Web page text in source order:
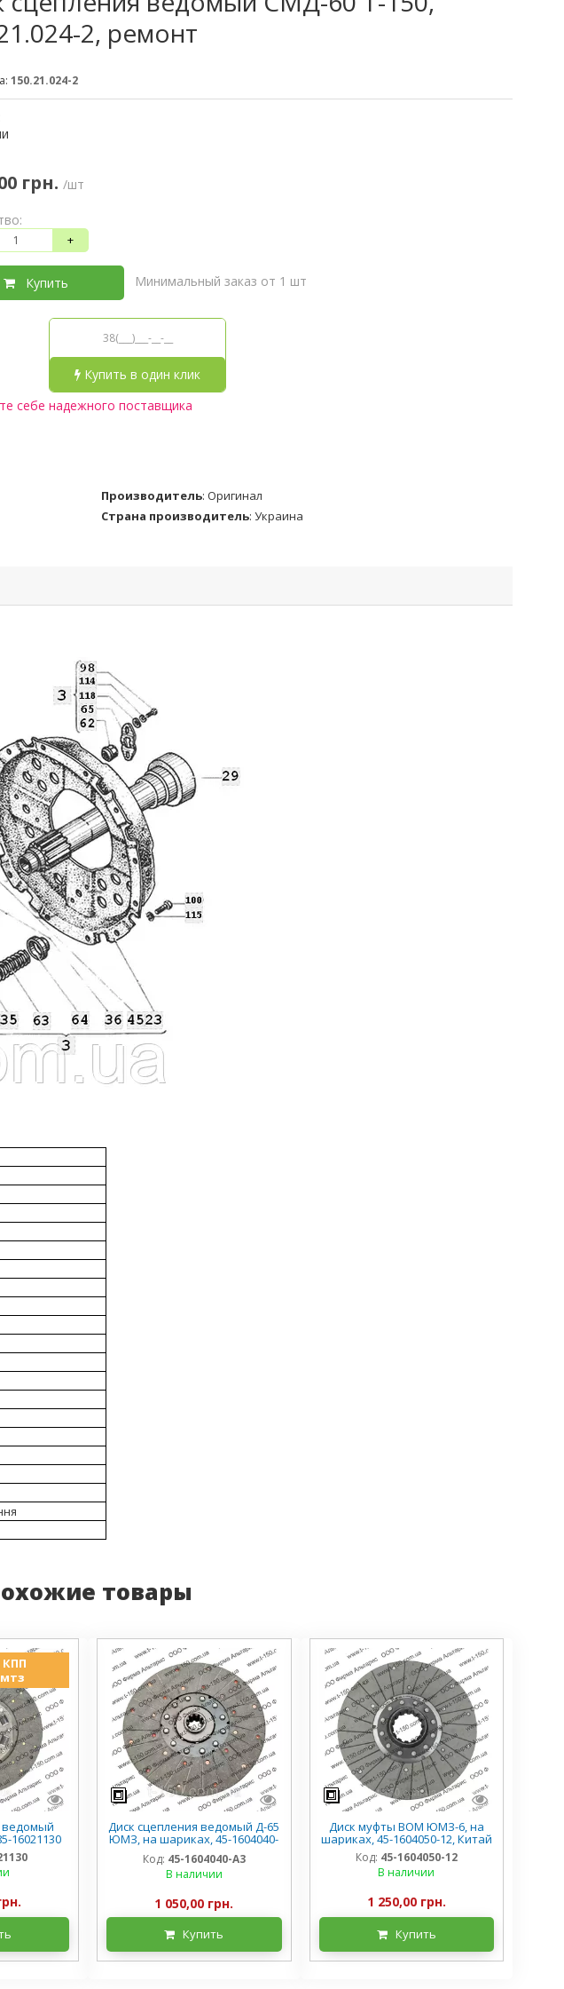
2, ремонт
150.21.024-2
грн. /шт
+
Купить Минимальный заказ от 1 шт
Купить в один клик
себе надежного поставщика
Производитель: Оригинал
Страна производитель: Украина
товары
КПП
ведомый
16021130
Диск сцепления ведомый Д-65
ЮМЗ, на шариках, 45-1604040-
А3, Китай
Код: 45-1604040-А3
В наличии
1 050,00 грн.
Купить
Диск муфты ВОМ ЮМЗ-6, на
шариках, 45-1604050-12, Китай
Код: 45-1604050-12
В наличии
1 250,00 грн.
Купить